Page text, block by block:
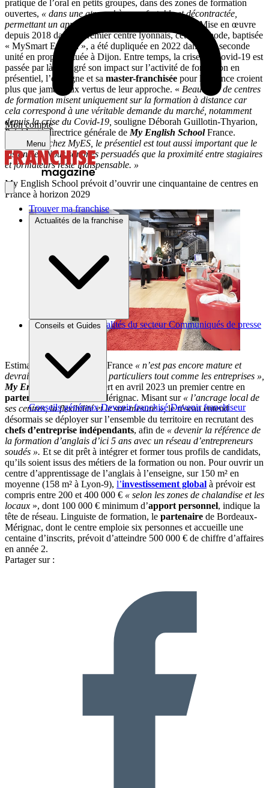
Mon compte
Menu
Trouver ma franchise
Actualités de la franchise
Brèves et actus Actualités du secteur Communiqués de presse
Conseils et Guides
Conseils généraux Devenir franchisé Devenir franchiseur
pratique de l’oral en petits groupes, dans des zones de formation
ouvertes, « dans une atmosphère confortable et décontractée,
permettant un apprentissage naturel et stimulant ».
Mise en œuvre
depuis 2018 dans le premier centre lyonnais, cette méthode, baptisée
« MySmart English », a été dupliquée en 2022 dans une seconde
unité en propre, située à Dijon. Entre temps, la crise du Covid-19 est
passée par là : malgré son impact sur l’activité de formation en
présentiel, l’enseigne et sa master-franchisée pour la France croient
plus que jamais aux vertus de leur approche. « Beaucoup de centres
de formation misent uniquement sur la formation à distance car
cela correspond à une véritable demande du marché, notamment
depuis la crise du Covid-19, souligne Déborah Guillotin-Thyarion,
Présidente-directrice générale de My English SchoolFrance.
Cependant chez MyES, le présentiel est tout aussi important que le
distanciel. Nous sommes persuadés que la proximité entre stagiaires
et formateurs reste indispensable. »
My English School prévoit d’ouvrir une cinquantaine de centres en
France à horizon 2029
Estimant que le marché en France « n’est pas encore mature et
devrait progresser pour les particuliers tout comme les entreprises »,
My English School
a ouvert en avril 2023 un premier centre en
partenariat
à Bordeaux-Mérignac. Misant sur « l’ancrage local de
ses centres, la flexibilité et le sur-mesure »,le réseau entend
désormais se déployer sur l’ensemble du territoire en recrutant des
chefs d’entreprise indépendants, afin de « devenir la référence de
la formation d’anglais d’ici 5 ans avec un réseau d’entrepreneurs
soudés ». Et se dit prêt à intégrer et former tous profils de candidats,
qu’ils soient issus des métiers de la formation ou non. Pour ouvrir un
centre d’apprentissage de l’anglais à l’enseigne, sur 150 m² en
moyenne (158 m² à Lyon-9), l’investissement global à prévoir est
compris entre 200 et 400 000 € « selon les zones de chalandise et les
locaux », dont 100 000 € minimum d’apport personnel, indique la
tête de réseau. Linguiste de formation, le partenaire de Bordeaux-
Mérignac, dont le centre emploie six personnes et accueille une
centaine d’inscrits, prévoit d’atteindre 500 000 € de chiffre d’affaires
en année 2.
Partager sur :